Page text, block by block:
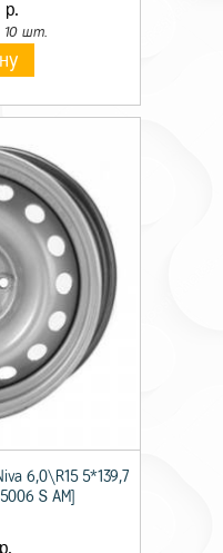
р.
10 шт.
6,0\R15 5*139,7
S AM]
р.